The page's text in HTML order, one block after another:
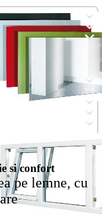
si confort
pe lemne, cu